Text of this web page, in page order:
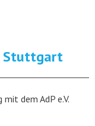
Stuttgart
dem AdP e.V.